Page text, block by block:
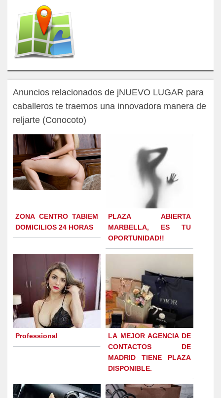
Anuncios relacionados de jNUEVO LUGAR para
caballeros te traemos una innovadora manera de
reljarte (Conocoto)
ZONA CENTRO TABIEM
DOMICILIOS 24 HORAS
PLAZA ABIERTA
MARBELLA, ES TU
OPORTUNIDAD!!
Professional
LA MEJOR AGENCIA DE
CONTACTOS DE
MADRID TIENE PLAZA
DISPONIBLE.